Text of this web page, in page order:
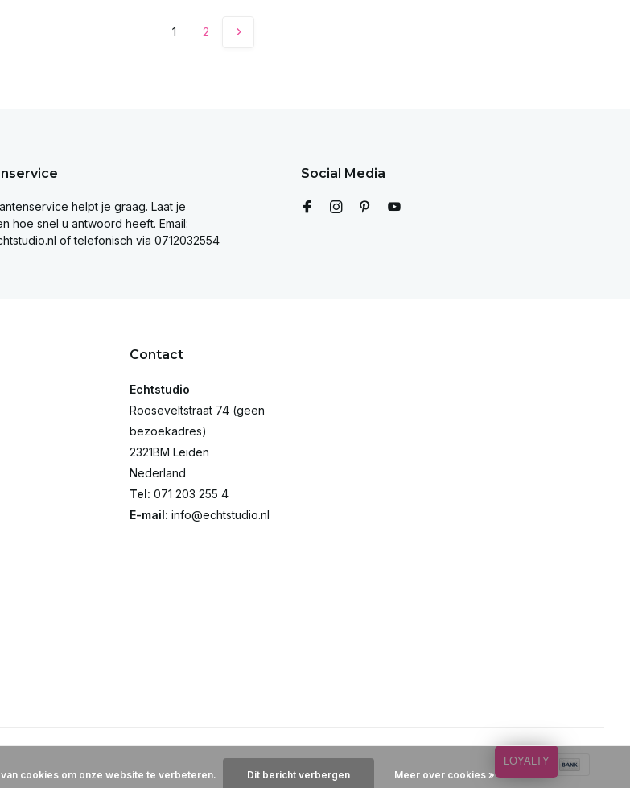
1 2
helpt je graag. Laat je
hoe snel u antwoord heeft. Email:
of telefonisch via 0712032554
Social Media
Contact
Echtstudio
Rooseveltstraat 74 (geen
bezoekadres)
2321BM Leiden
Nederland
Tel: 071 203 255 4
E-mail: info@echtstudio.nl
cookies om onze website te verbeteren. Dit bericht verbergen Meer over cookies »
LOYALTY